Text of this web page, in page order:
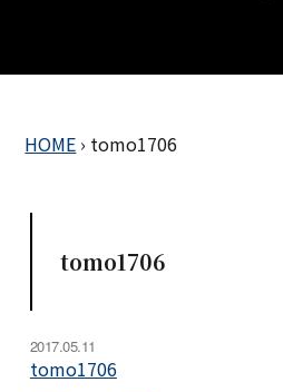
HOME › tomo1706
tomo1706
2017.05.11
tomo1706